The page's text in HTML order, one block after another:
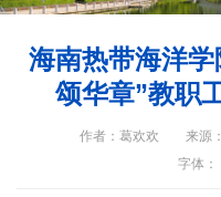
海南热带海洋
颂华章”教职
作者：葛欢欢 来源
字体：